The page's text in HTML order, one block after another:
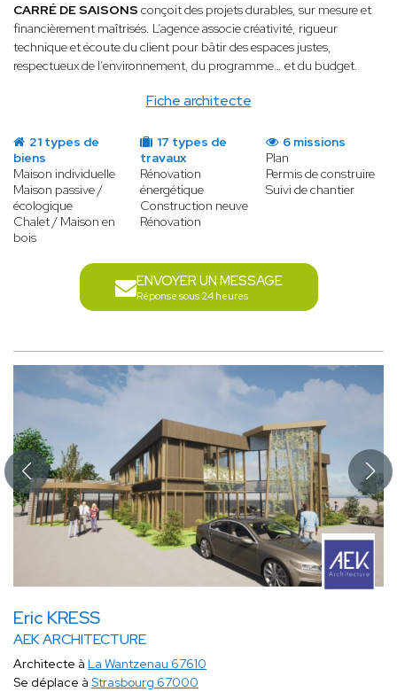
Fiche architecte
CARRÉ DE SAISONS conçoit des projets durables, sur mesure et
financièrement maîtrisés. L’agence associe créativité, rigueur
technique et écoute du client pour bâtir des espaces justes,
respectueux de l’environnement, du programme… et du budget.
21 types de
biens
Maison individuelle
Maison passive /
écologique
Chalet / Maison en
bois
17 types de
travaux
Rénovation
énergétique
Construction neuve
Rénovation
6 missions
Plan
Permis de construire
Suivi de chantier
ENVOYER UN MESSAGE
Réponse sous 24 heures
Eric KRESS
AEK ARCHITECTURE
Architecte à La Wantzenau 67610
Se déplace à Strasbourg 67000